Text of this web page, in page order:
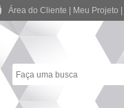
Área do Cliente Meu Projeto